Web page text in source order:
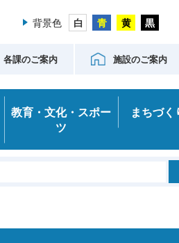
背景色
各課のご案内 施設のご案内
教育・文化・スポー
ツ
まちづく